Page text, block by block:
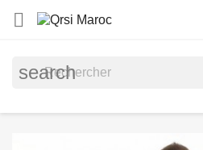

search